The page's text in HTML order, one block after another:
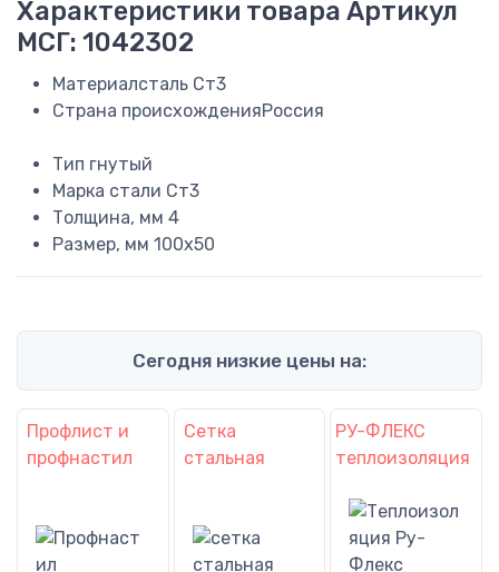
Характеристики товара Артикул
МСГ: 1042302
Материалсталь Ст3
Страна происхожденияРоссия
Тип гнутый
Марка стали Ст3
Толщина, мм 4
Размер, мм 100х50
Сегодня низкие цены на:
Профлист и
профнастил
Сетка
стальная
РУ-ФЛЕКС
теплоизоляция